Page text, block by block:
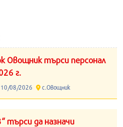
Овощник търси персонал
г.
08/2026 с.Овощник
търси да назначи